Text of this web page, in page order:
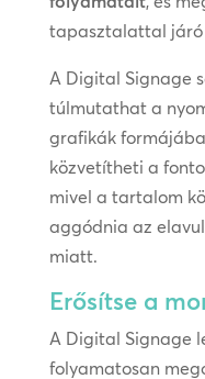
tapasztalattal
A Digital Signage
túlmutathat a
grafikák
közvetítheti a
mivel a tartalom
aggódnia az
miatt.
Erősítse a
A Digital Signage
folyamatosan